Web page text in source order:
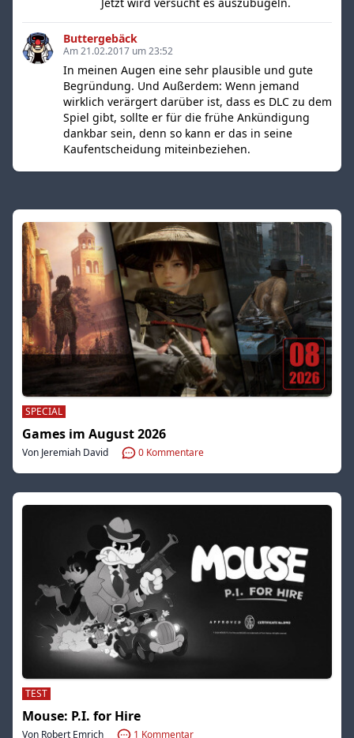
Buttergebäck
Am 21.02.2017 um 23:52
In meinen Augen eine sehr plausible und gute
Begründung. Und Außerdem: Wenn jemand
wirklich verärgert darüber ist, dass es DLC zu dem
Spiel gibt, sollte er für die frühe Ankündigung
dankbar sein, denn so kann er das in seine
Kaufentscheidung miteinbeziehen.
SPECIAL
Games im August 2026
Von Jeremiah David 0 Kommentare
TEST
Mouse: P.I. for Hire
Von Robert Emrich 1 Kommentar